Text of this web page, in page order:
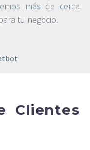
más de cerca
tu negocio.
Clientes